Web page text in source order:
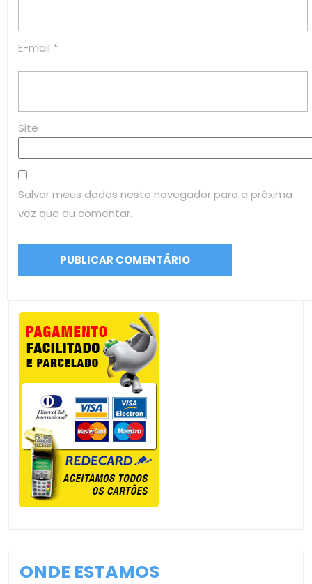
E-mail *
Site
Salvar meus dados neste navegador para a próxima
vez que eu comentar.
ONDE ESTAMOS